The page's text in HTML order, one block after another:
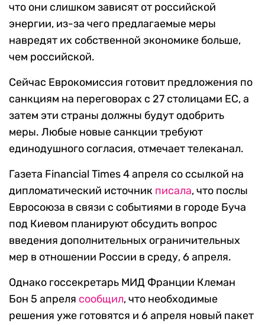
что они слишком зависят от российской
энергии, из-за чего предлагаемые меры
навредят их собственной экономике больше,
чем российской.
Сейчас Еврокомиссия готовит предложения по
санкциям на переговорах с 27 столицами ЕС, а
затем эти страны должны будут одобрить
меры. Любые новые санкции требуют
единодушного согласия, отмечает телеканал.
Газета Financial Times 4 апреля со ссылкой на
дипломатический источник писала, что послы
Евросоюза в связи с событиями в городе Буча
под Киевом планируют обсудить вопрос
введения дополнительных ограничительных
мер в отношении России в среду, 6 апреля.
Однако госсекретарь МИД Франции Клеман
Бон 5 апреля сообщил, что необходимые
решения уже готовятся и 6 апреля новый пакет